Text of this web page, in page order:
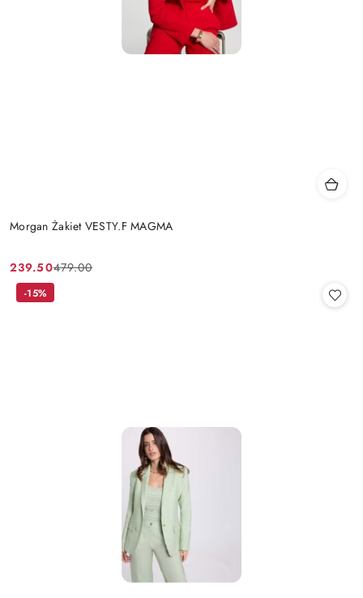
Morgan Żakiet VESTY.F MAGMA
Cena
promocyjna:
239.50
Cena
przed
479.00
-15%